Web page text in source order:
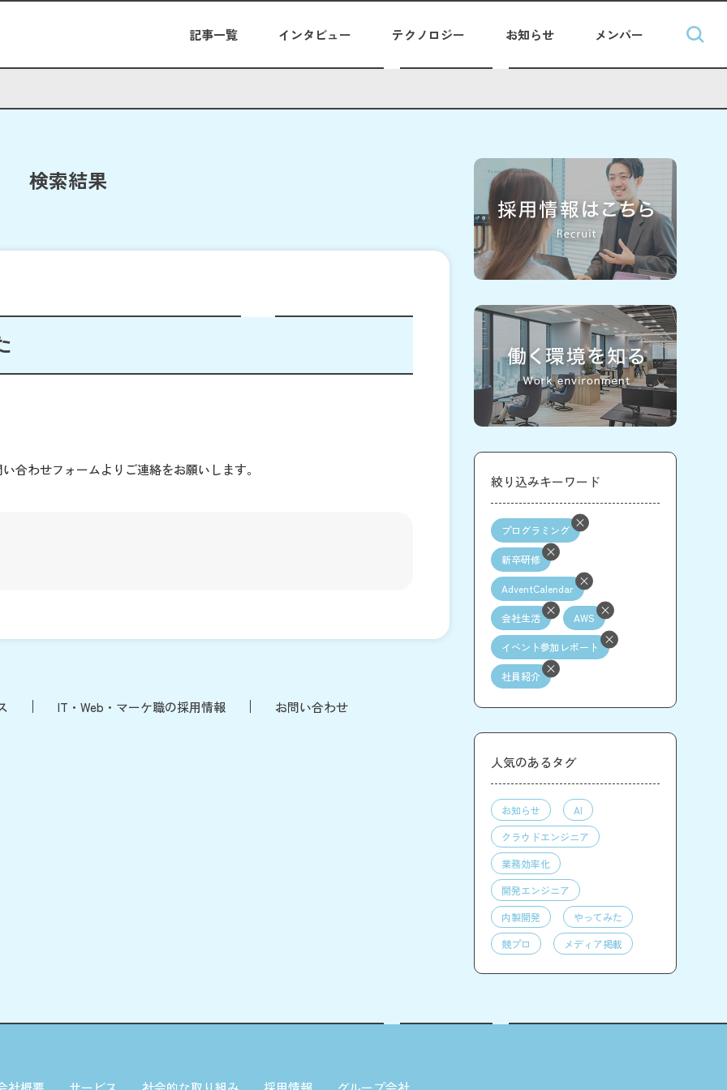
記事一覧 インタビュー テクノロジー お知らせ メンバー
検索結果
合わせフォームよりご連絡をお願いします。
IT・Web・マーケ職の採用情報 お問い合わせ
絞り込みキーワード
プログラミング
新卒研修
AdventCalendar
会社生活 AWS
イベント参加レポート
社員紹介
人気のあるタグ
お知らせ
AI
クラウドエンジニア
業務効率化
開発エンジニア
内製開発
やってみた
競プロ
メディア掲載